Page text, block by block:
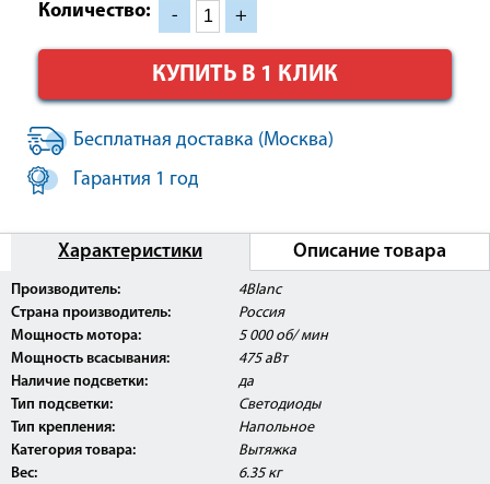
Количество: - +
КУПИТЬ В 1 КЛИК
Бесплатная доставка (Москва)
Гарантия 1 год
Характеристики Описание товара
Производитель:
4Blanc
Страна производитель:
Россия
Мощность мотора:
5 000 об/ мин
Мощность всасывания:
475 аВт
Наличие подсветки:
да
Тип подсветки:
Светодиоды
Тип крепления:
Напольное
Категория товара:
Вытяжка
Вес:
6.35 кг